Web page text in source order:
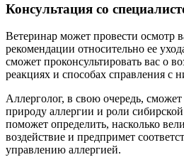
Консультация со
Ветеринар может провести осмотр
рекомендации относительно ее
сможет проконсультировать вас о
реакциях и способах справления с
Аллерголог, в свою очередь,
природу аллергии и роли
поможет определить, насколько
воздействие и предпримет
управлению аллергией.